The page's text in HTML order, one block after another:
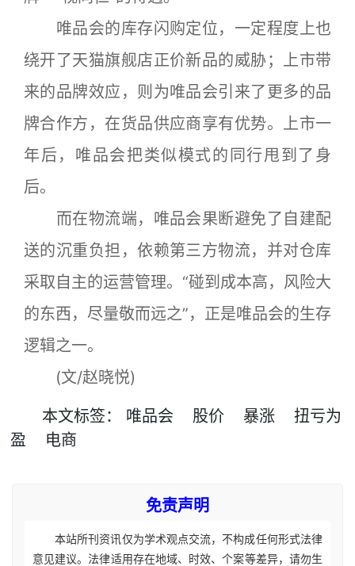
唯品会的库存闪购定位，一定程度上也
绕开了天猫旗舰店正价新品的威胁；上市带
来的品牌效应，则为唯品会引来了更多的品
牌合作方，在货品供应商享有优势。上市一
年后，唯品会把类似模式的同行甩到了身
后。
而在物流端，唯品会果断避免了自建配
送的沉重负担，依赖第三方物流，并对仓库
采取自主的运营管理。“碰到成本高，风险大
的东西，尽量敬而远之”，正是唯品会的生存
逻辑之一。
(文/赵晓悦)
本文标签： 唯品会 股价 暴涨
扭亏为
盈
电商
免责声明
本站所刊资讯仅为学术观点交流，不构成任何形式法律
意见建议。法律适用存在地域、时效、个案等差异，请勿生